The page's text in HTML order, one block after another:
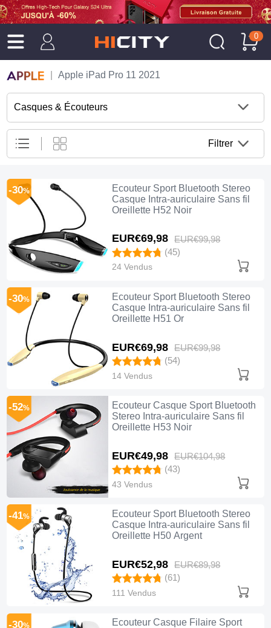
0
Apple iPad Pro 11 2021
Casques & Écouteurs
Filtrer
Ecouteur Sport Bluetooth Stereo
Casque Intra-auriculaire Sans fil
Oreillette H52 Noir
EUR€69,98 EUR€99,98
-30%
(45)
24 Vendus
Ecouteur Sport Bluetooth Stereo
Casque Intra-auriculaire Sans fil
Oreillette H51 Or
EUR€69,98 EUR€99,98
-30%
(54)
14 Vendus
Ecouteur Casque Sport Bluetooth
Stereo Intra-auriculaire Sans fil
Oreillette H53 Noir
EUR€49,98 EUR€104,98
-52%
(43)
43 Vendus
Ecouteur Sport Bluetooth Stereo
Casque Intra-auriculaire Sans fil
Oreillette H50 Argent
EUR€52,98 EUR€89,98
-41%
(61)
111 Vendus
Ecouteur Casque Filaire Sport
-30%